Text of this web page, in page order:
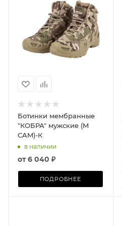
Ботинки мембранные
"КОБРА" мужские (M
CAM)-К
в наличии
от6 040 ₽
ПОДРОБНЕЕ